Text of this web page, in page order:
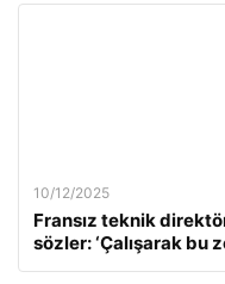
10/12/2025
Fransız teknik
sözler: ‘Çalışarak bu